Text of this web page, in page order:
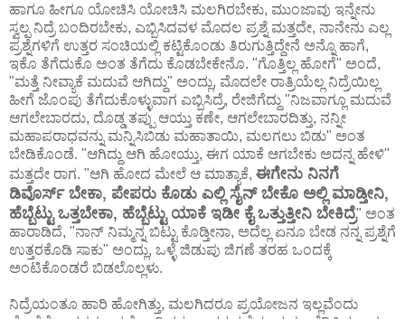
ಹಾಗೂ ಹೀಗೂ ಯೋಚಿಸಿ ಯೋಚಿಸಿ ಮಲಗಿರಬೇಕು, ಮುಂಜಾವು ಇನ್ನೇನು
ಸ್ವಲ್ಪ ನಿದ್ರೆ ಬಂದಿರಬೇಕು, ಎಬ್ಬಿಸಿದವಳ ಮೊದಲ ಪ್ರಶ್ನೆ ಮತ್ತದೇ, ನಾನೇನು ಎಲ್ಲ
ಪ್ರಶ್ನೆಗಳಿಗೆ ಉತ್ತರ ಸಂಚಿಯಲ್ಲಿ ಕಟ್ಟಿಕೊಂಡು ತಿರುಗುತ್ತಿದ್ದೇನೆ ಅನ್ನೊ ಹಾಗೆ,
ಇಕೊ ತೆಗೆದುಕೊ ಅಂತ ತೆಗೆದು ಕೊಡಬೇಕೇನೊ. "ಗೊತ್ತಿಲ್ಲ ಹೋಗೆ" ಅಂದೆ,
"ಮತ್ತೆ ನೀವ್ಯಾಕೆ ಮದುವೆ ಆಗಿದ್ದು" ಅಂದ್ಲು, ಮೊದಲೇ ರಾತ್ರಿಯೆಲ್ಲ ನಿದ್ರೆಯಿಲ್ಲ
ಹೀಗೆ ಜೊಂಪು ತೆಗೆದುಕೊಳ್ಳುವಾಗ ಎಬ್ಬಿಸಿದ್ರೆ, ರೇಜಿಗೆದ್ದು "ನಿಜವಾಗ್ಲೂ ಮದುವೆ
ಆಗಲೇಬಾರದು, ದೊಡ್ಡ ತಪ್ಪು ಆಯ್ತು ಕಣೇ, ಆಗಲೇಬಾರದಿತ್ತು, ನನ್ನೀ
ಮಹಾಪರಾಧವನ್ನು ಮನ್ನಿಸಿಬಿಡು ಮಹಾತಾಯಿ, ಮಲಗಲು ಬಿಡು" ಅಂತ
ಬೇಡಿಕೊಂಡೆ. "ಆಗಿದ್ದು ಆಗಿ ಹೋಯ್ತು, ಈಗ ಯಾಕೆ ಆಗಬೇಕು ಅದನ್ನ ಹೇಳಿ"
ಮತ್ತದೇ ರಾಗ. "ಆಗಿ ಹೋದ ಮೇಲೆ ಆ ಮಾತ್ಯಾಕೆ, ಈಗೇನು ನಿನಗೆ
ಡಿವೊರ್ಸ್ ಬೇಕಾ, ಪೇಪರು ಕೊಡು ಎಲ್ಲಿ ಸೈನ್ ಬೇಕೊ ಅಲ್ಲಿ ಮಾಡ್ತೀನಿ,
ಹೆಬ್ಬೆಟ್ಟು ಒತ್ತಬೇಕಾ, ಹೆಬ್ಬೆಟ್ಟು ಯಾಕೆ ಇಡೀ ಕೈ ಒತ್ತುತ್ತೀನಿ ಬೇಕಿದ್ರೆ" ಅಂತ
ಹಾರಾಡಿದೆ, "ನಾನ್ ನಿಮ್ಮನ್ನ ಬಿಟ್ಟು ಕೊಡ್ತೀನಾ, ಅದೆಲ್ಲ ಏನೂ ಬೇಡ ನನ್ನ ಪ್ರಶ್ನೆಗೆ
ಉತ್ತರಕೊಡಿ ಸಾಕು" ಅಂದ್ಲು, ಒಳ್ಳೆ ಜಿಡುಪು ಜಿಗಣೆ ತರಹ ಒಂದಕ್ಕೆ
ಅಂಟಿಕೊಂಡರೆ ಬಿಡಲೊಲ್ಲಳು.
ನಿದ್ರೆಯಂತೂ ಹಾರಿ ಹೋಗಿತ್ತು, ಮಲಗಿದರೂ ಪ್ರಯೋಜನ ಇಲ್ಲವೆಂದು